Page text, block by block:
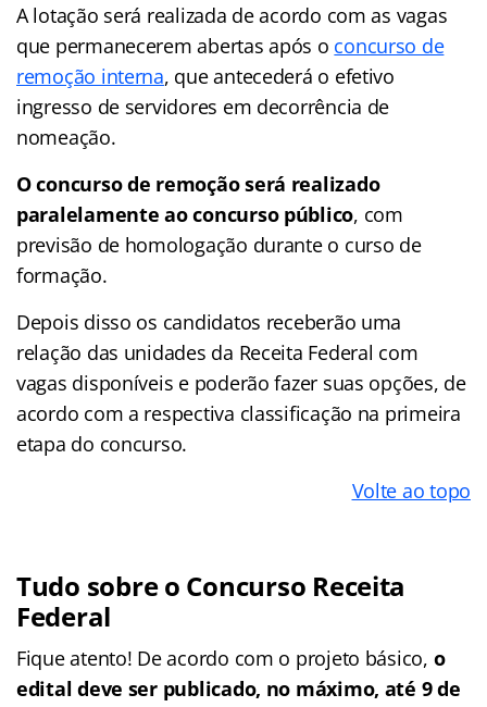
A lotação será realizada de acordo com as vagas
que permanecerem abertas após o concurso de
remoção interna, que antecederá o efetivo
ingresso de servidores em decorrência de
nomeação.
O concurso de remoção será realizado
paralelamente ao concurso público, com
previsão de homologação durante o curso de
formação.
Depois disso os candidatos receberão uma
relação das unidades da Receita Federal com
vagas disponíveis e poderão fazer suas opções, de
acordo com a respectiva classificação na primeira
etapa do concurso.
Volte ao topo
Tudo sobre o Concurso Receita
Federal
Fique atento! De acordo com o projeto básico, o
edital deve ser publicado, no máximo, até 9 de